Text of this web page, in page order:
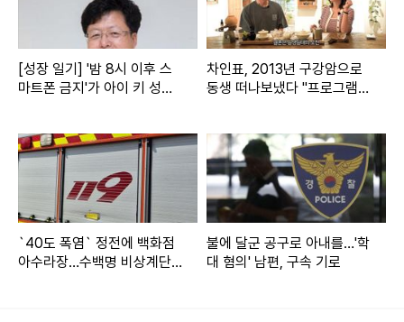
궁 과팽창과 태반 기능 저하 등으로 산모와 태아가 모두 위험
해진다. 따라서 임산부와 태아의 상태를 정밀하게 분석해 최적
의 출산 시기를 결정하는 것이 삼태아 분만의 핵심이다.
수를 찾은 이유도 이 때문이다. 작년에 만삭의 건강한 단태아
아들을 자연분만한 경산모라 두 번째 분만에서도 제왕절개술
을 하고 싶지 않았던 마음이 컸다. 조산 및 산후출혈 등의 위험
때문에 국내에서 삼태아 자연분만을 시행할 수 있는 기관은 거
의 없으나, 박지윤 교수 및 고위험산모태아집중치료실(MFIC
[성장 일기] '밤 8시 이후 스
마트폰 금지'가 아이 키 성장
차인표, 2013년 구강암으로
동생 떠나보냈다 "프로그램도
`40도 폭염` 정전에 백화점
아수라장…수백명 비상계단
불에 달군 공구로 아내를…'학
대 혐의' 남편, 구속 기로